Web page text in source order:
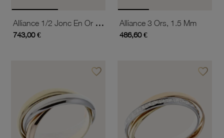
Alliance 1/2 Jonc En Or Gris,6 Mm
743,00 €
Alliance 3 Ors, 1.5 Mm
486,60 €
favorite_borderAjouter à vos favoris favorite_borderAjouter